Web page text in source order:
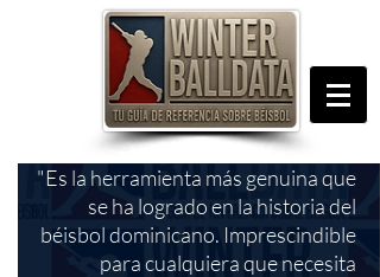
"Es la herramienta más genuina que
se ha logrado en la historia del
béisbol dominicano. Imprescindible
para cualquiera que necesita